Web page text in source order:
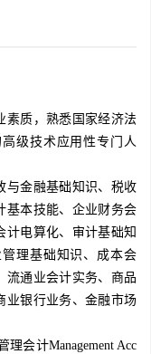
素质，熟悉国家经济法
级技术应用性专门人
与金融基础知识、税收
基本技能、企业财务会
计电算化、审计基础知
理基础知识、成本会
流通业会计实务、商品
业银行业务、金融市场
理会计Management Acc